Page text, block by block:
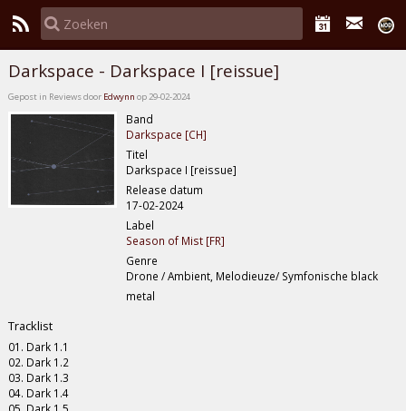
Darkspace - Darkspace I [reissue]
Gepost in Reviews door Edwynn op 29-02-2024
Band
Darkspace [CH]
Titel
Darkspace I [reissue]
Release datum
17-02-2024
Label
Season of Mist [FR]
Genre
Drone / Ambient, Melodieuze/ Symfonische black
metal
Tracklist
01. Dark 1.1
02. Dark 1.2
03. Dark 1.3
04. Dark 1.4